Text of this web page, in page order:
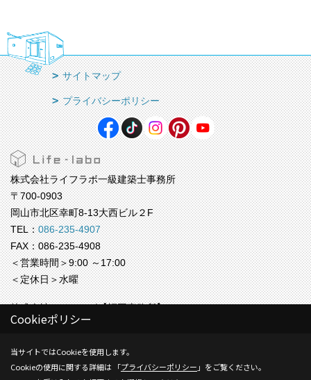
サイトマップ
プライバシーポリシー
株式会社ライフラボ一級建築士事務所
〒700-0903
岡山市北区幸町8-13大西ビル２F
TEL：086-235-4907
FAX：086-235-4908
＜営業時間＞9:00 ～17:00
＜定休日＞水曜
株式会社ライフラボ【福岡事務所】
〒812-0024
TEL：
092-409-9809
＜営業時間＞9:00 ～17:00
Cookieポリシー
当サイトではCookieを使用します。
Cookieの使用に関する詳細は 「プライバシーポリシー 」をご覧ください。